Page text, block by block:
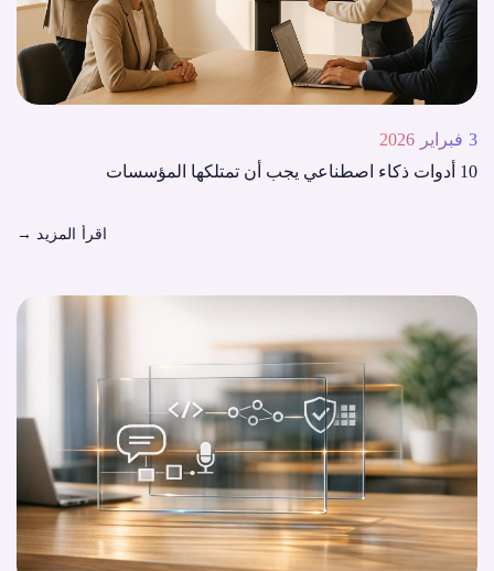
3 فبراير 2026
10 أدوات ذكاء اصطناعي يجب أن تمتلكها المؤسسات
اقرأ المزيد →